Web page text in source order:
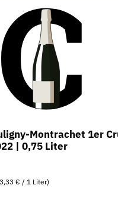
Montrachet 1er
| 0,75 Liter
€ / 1 Liter)